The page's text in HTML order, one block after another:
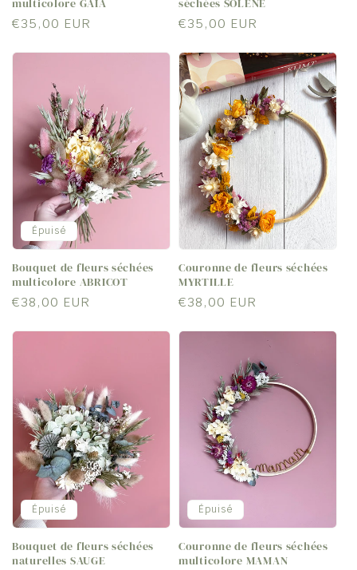
Prix
€35,00 EUR
Prix
€35,00 EUR
Épuisé
Bouquet de fleurs séchées
multicolore ABRICOT
Prix
€38,00 EUR
Couronne de fleurs séchées
MYRTILLE
Prix
€38,00 EUR
Épuisé
Bouquet de fleurs séchées
naturelles SAUGE
Épuisé
Couronne de fleurs séchées
multicolore MAMAN